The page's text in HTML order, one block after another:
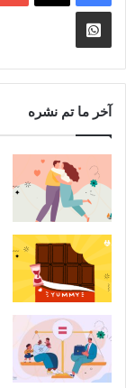
Whatsapp
Channel
آخر ما تم نشره